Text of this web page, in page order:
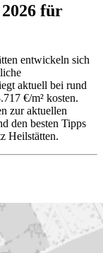
für
entwickeln sich
aktuell bei rund
€/m² kosten.
zur aktuellen
den besten Tipps
Heilstätten.